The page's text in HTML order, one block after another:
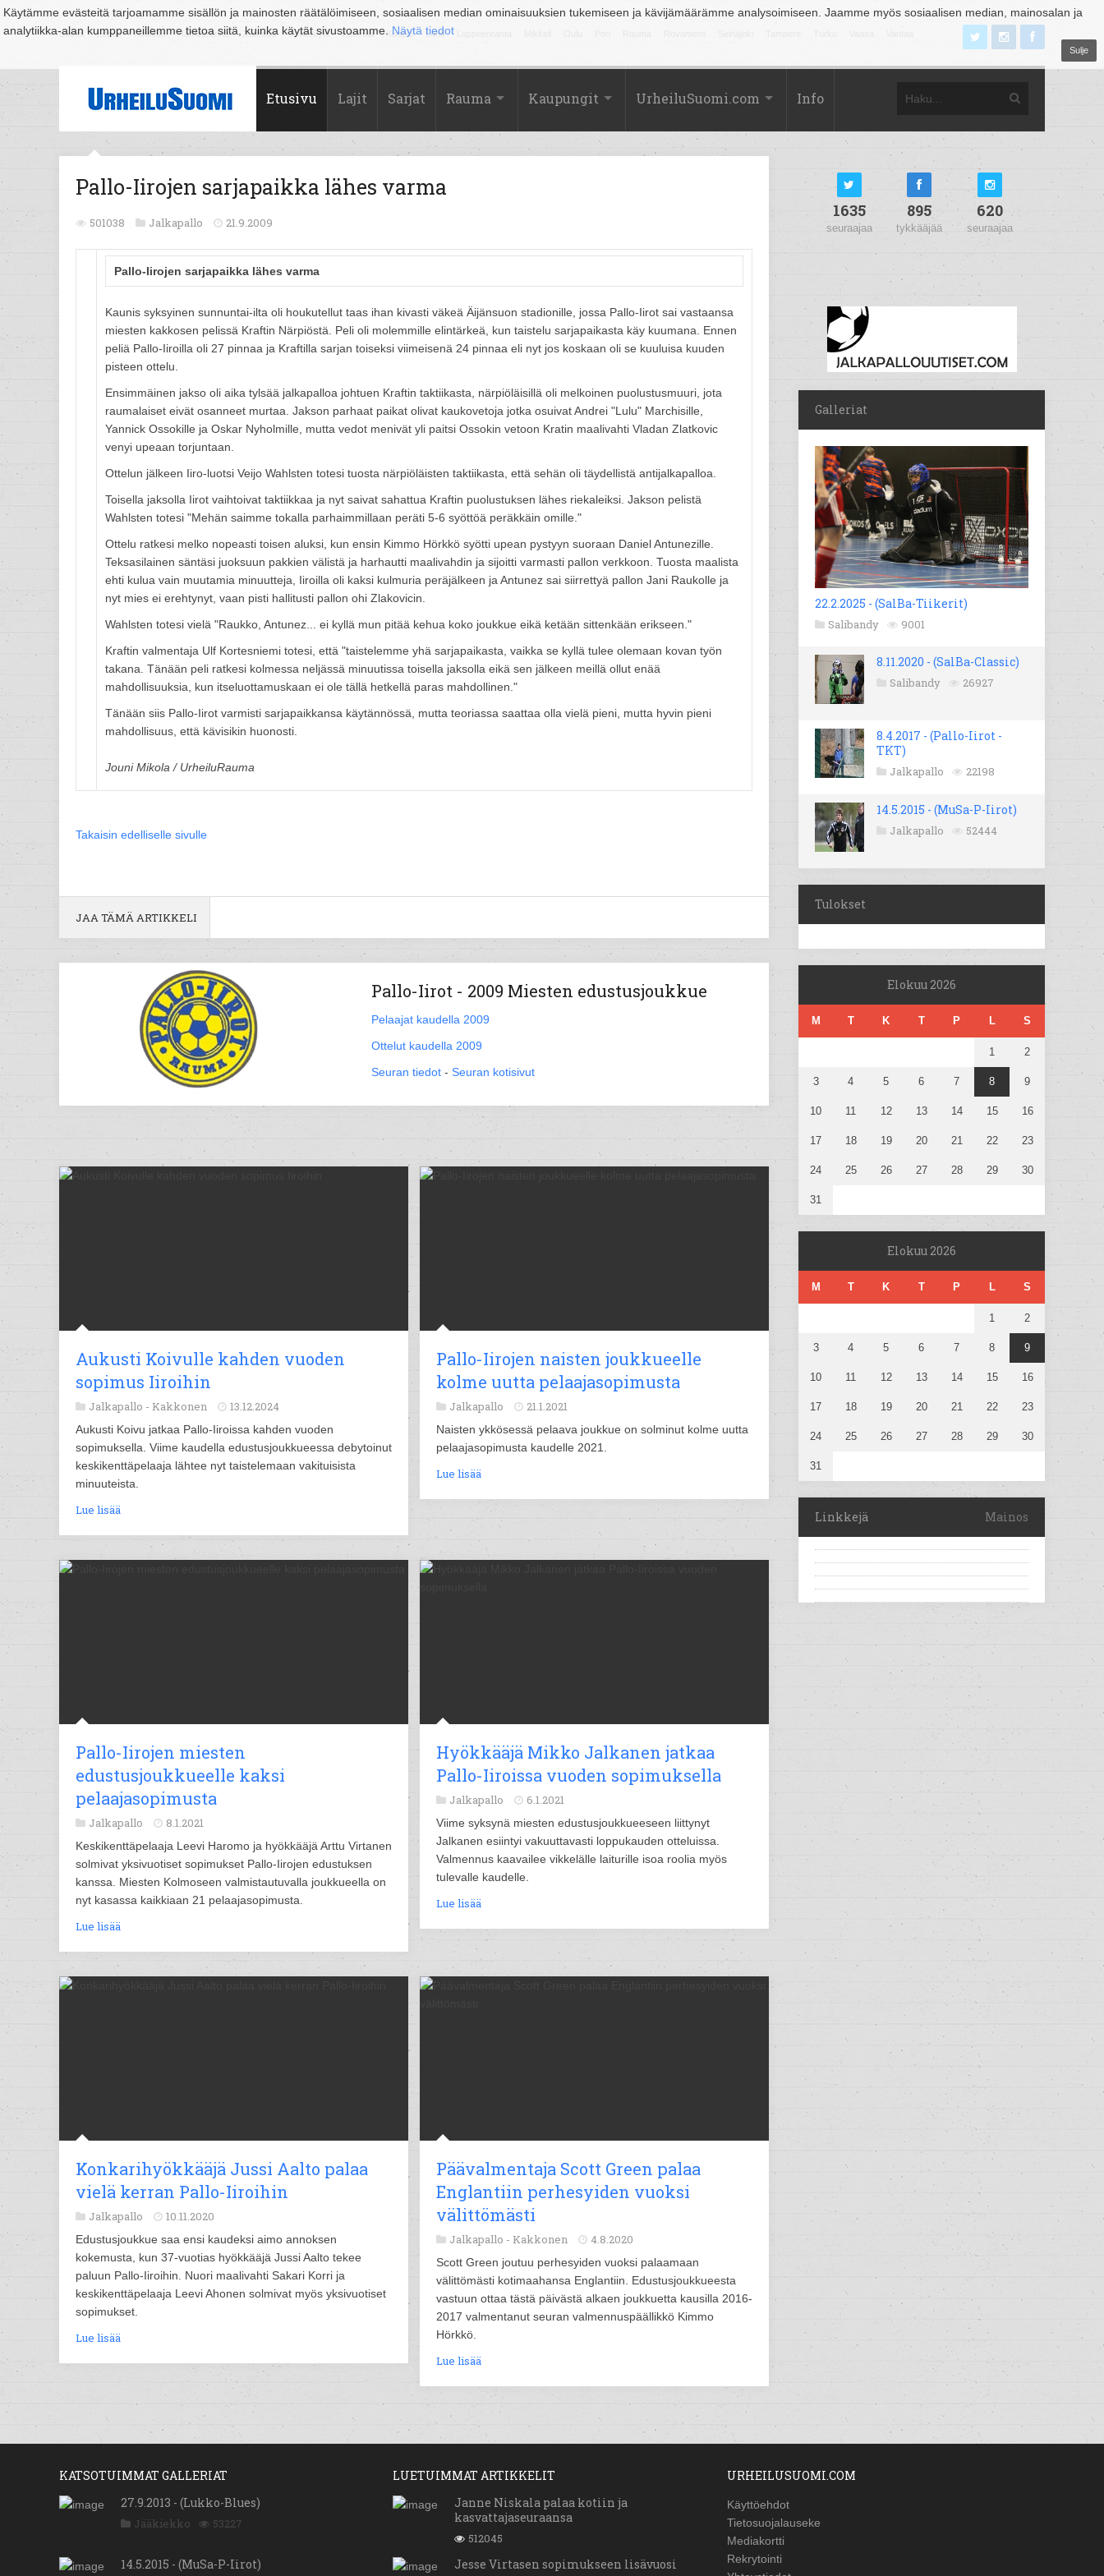
Käytämme evästeitä tarjoamamme sisällön ja mainosten räätälöimiseen, sosiaalisen median ominaisuuksien tukemiseen ja kävijämäärämme analysoimiseen. Jaamme myös sosiaalisen median, mainosalan ja
analytiikka-alan kumppaneillemme tietoa siitä, kuinka käytät sivustoamme. Näytä tiedot
Sulje
Suomi Espoo Helsinki Hämeenlinna Joensuu Jyväskylä Kouvola Kuopio Lahti
Etusivu Lajit Sarjat Rauma Kaupungit UrheiluSuomi.com Info
Pallo-Iirojen sarjapaikka lähes varma
501038 Jalkapallo 21.9.2009
Pallo-Iirojen sarjapaikka lähes varma
Kaunis syksyinen sunnuntai-ilta oli houkutellut taas ihan kivasti väkeä Äijänsuon stadionille, jossa Pallo-Iirot sai vastaansa
miesten kakkosen pelissä Kraftin Närpiöstä. Peli oli molemmille elintärkeä, kun taistelu sarjapaikasta käy kuumana. Ennen
peliä Pallo-Iiroilla oli 27 pinnaa ja Kraftilla sarjan toiseksi viimeisenä 24 pinnaa eli nyt jos koskaan oli se kuuluisa kuuden
pisteen ottelu.
Ensimmäinen jakso oli aika tylsää jalkapalloa johtuen Kraftin taktiikasta, närpiöläisillä oli melkoinen puolustusmuuri, jota
raumalaiset eivät osanneet murtaa. Jakson parhaat paikat olivat kaukovetoja jotka osuivat Andrei "Lulu" Marchisille,
Yannick Ossokille ja Oskar Nyholmille, mutta vedot menivät yli paitsi Ossokin vetoon Kratin maalivahti Vladan Zlatkovic
venyi upeaan torjuntaan.
Ottelun jälkeen Iiro-luotsi Veijo Wahlsten totesi tuosta närpiöläisten taktiikasta, että sehän oli täydellistä antijalkapalloa.
Toisella jaksolla Iirot vaihtoivat taktiikkaa ja nyt saivat sahattua Kraftin puolustuksen lähes riekaleiksi. Jakson pelistä
Wahlsten totesi "Mehän saimme tokalla parhaimmillaan peräti 5-6 syöttöä peräkkäin omille."
Ottelu ratkesi melko nopeasti toisen aluksi, kun ensin Kimmo Hörkkö syötti upean pystyyn suoraan Daniel Antunezille.
Teksasilainen säntäsi juoksuun pakkien välistä ja harhautti maalivahdin ja sijoitti varmasti pallon verkkoon. Tuosta maalista
ehti kulua vain muutamia minuutteja, Iiroilla oli kaksi kulmuria peräjälkeen ja Antunez sai siirrettyä pallon Jani Raukolle ja
nyt mies ei erehtynyt, vaan pisti hallitusti pallon ohi Zlakovicin.
Wahlsten totesi vielä "Raukko, Antunez... ei kyllä mun pitää kehua koko joukkue eikä ketään sittenkään erikseen."
Kraftin valmentaja Ulf Kortesniemi totesi, että "taistelemme yhä sarjapaikasta, vaikka se kyllä tulee olemaan kovan työn
takana. Tänään peli ratkesi kolmessa neljässä minuutissa toisella jaksolla eikä sen jälkeen meillä ollut enää
mahdollisuuksia, kun itseluottamuskaan ei ole tällä hetkellä paras mahdollinen."
Tänään siis Pallo-Iirot varmisti sarjapaikkansa käytännössä, mutta teoriassa saattaa olla vielä pieni, mutta hyvin pieni
mahdollisuus, että kävisikin huonosti.
Jouni Mikola / UrheiluRauma
Takaisin edelliselle sivulle
JAA TÄMÄ ARTIKKELI
Pallo-Iirot - 2009 Miesten edustusjoukkue
Pelaajat kaudella 2009
Ottelut kaudella 2009
Seuran tiedot - Seuran kotisivut
Aukusti Koivulle kahden vuoden
sopimus Iiroihin
Jalkapallo - Kakkonen 13.12.2024
Aukusti Koivu jatkaa Pallo-Iiroissa kahden vuoden
sopimuksella. Viime kaudella edustusjoukkueessa debytoinut
keskikenttäpelaaja lähtee nyt taistelemaan vakituisista
minuuteista.
Lue lisää
Pallo-Iirojen naisten joukkueelle
kolme uutta pelaajasopimusta
Jalkapallo 21.1.2021
Naisten ykkösessä pelaava joukkue on solminut kolme uutta
pelaajasopimusta kaudelle 2021.
Lue lisää
Pallo-Iirojen miesten
edustusjoukkueelle kaksi
pelaajasopimusta
Jalkapallo 8.1.2021
Keskikenttäpelaaja Leevi Haromo ja hyökkääjä Arttu Virtanen
solmivat yksivuotiset sopimukset Pallo-Iirojen edustuksen
kanssa. Miesten Kolmoseen valmistautuvalla joukkueella on
nyt kasassa kaikkiaan 21 pelaajasopimusta.
Lue lisää
Hyökkääjä Mikko Jalkanen jatkaa
Pallo-Iiroissa vuoden sopimuksella
Jalkapallo 6.1.2021
Viime syksynä miesten edustusjoukkueeseen liittynyt
Jalkanen esiintyi vakuuttavasti loppukauden otteluissa.
Valmennus kaavailee vikkelälle laiturille isoa roolia myös
tulevalle kaudelle.
Lue lisää
Konkarihyökkääjä Jussi Aalto palaa
vielä kerran Pallo-Iiroihin
Jalkapallo 10.11.2020
Edustusjoukkue saa ensi kaudeksi aimo annoksen
kokemusta, kun 37-vuotias hyökkääjä Jussi Aalto tekee
paluun Pallo-Iiroihin. Nuori maalivahti Sakari Korri ja
keskikenttäpelaaja Leevi Ahonen solmivat myös yksivuotiset
sopimukset.
Lue lisää
Päävalmentaja Scott Green palaa
Englantiin perhesyiden vuoksi
välittömästi
Jalkapallo - Kakkonen 4.8.2020
Scott Green joutuu perhesyiden vuoksi palaamaan
välittömästi kotimaahansa Englantiin. Edustusjoukkueesta
vastuun ottaa tästä päivästä alkaen joukkuetta kausilla 2016-
2017 valmentanut seuran valmennuspäällikkö Kimmo
Hörkkö.
Lue lisää
1635
seuraajaa
895
tykkääjää
620
seuraajaa
Galleriat
22.2.2025 - (SalBa-Tiikerit)
Salibandy 9001
8.11.2020 - (SalBa-Classic)
Salibandy 26927
8.4.2017 - (Pallo-Iirot -
TKT)
Jalkapallo 22198
14.5.2015 - (MuSa-P-Iirot)
Jalkapallo 52444
Tulokset
Elokuu 2026
M T K T P L S
1 2
3 4 5 6 7 8 9
10 11 12 13 14 15 16
17 18 19 20 21 22 23
24 25 26 27 28 29 30
31
Elokuu 2026
M T K T P L S
1 2
3 4 5 6 7 8 9
10 11 12 13 14 15 16
17 18 19 20 21 22 23
24 25 26 27 28 29 30
31
Linkkejä Mainos
KATSOTUIMMAT GALLERIAT
27.9.2013 - (Lukko-Blues)
Jääkiekko 53227
14.5.2015 - (MuSa-P-Iirot)
LUETUIMMAT ARTIKKELIT
Janne Niskala palaa kotiin ja
kasvattajaseuraansa
512045
Jesse Virtasen sopimukseen lisävuosi
URHEILUSUOMI.COM
Käyttöehdot
Tietosuojalauseke
Mediakortti
Rekrytointi